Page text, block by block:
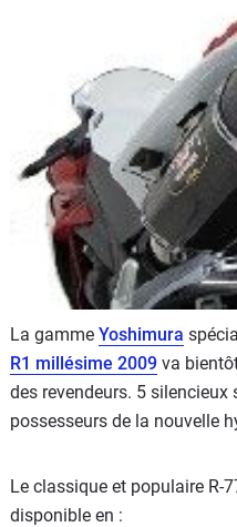
Marques
Services
Auto
La gamme Yoshimura
R1 millésime 2009 va
des revendeurs. 5
possesseurs de la nouvelle
Le classique et populaire R-
disponible en :